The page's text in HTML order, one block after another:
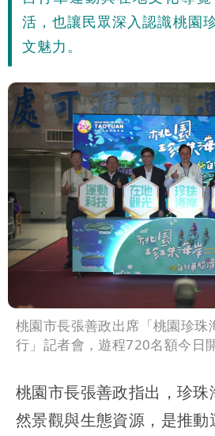
活，也讓民眾深入認識桃園
文魅力。
桃園市長張善政出席「桃園珍珠
行」記者會，遊程720名額今日
桃園市長張善政指出，珍珠
然景觀與生態資源，是推